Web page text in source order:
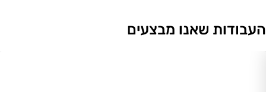
שאנו מבצעים